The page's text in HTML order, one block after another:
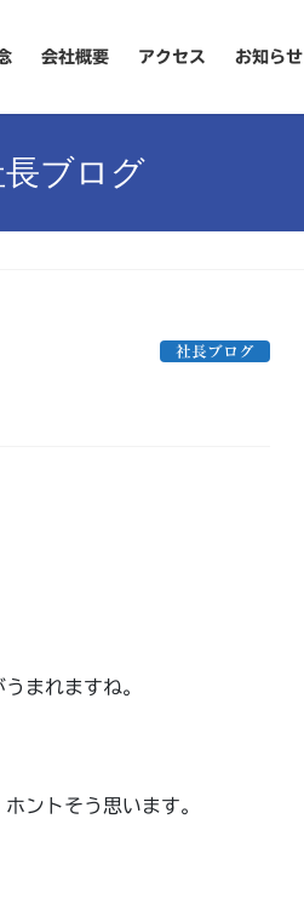
会社概要 アクセス お知らせ
ブログ
社長ブログ
まれますね。
ントそう思います。